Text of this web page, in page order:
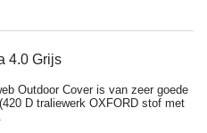
4.0 Grijs
Outdoor Cover is van zeer goede
D traliewerk OXFORD stof met